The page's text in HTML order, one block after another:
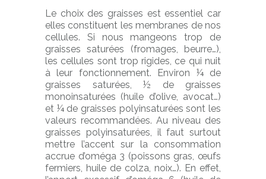
Le choix des graisses est essentiel car
elles constituent les membranes de nos
cellules. Si nous mangeons trop de
graisses saturées (fromages, beurre…),
les cellules sont trop rigides, ce qui nuit
à leur fonctionnement. Environ ¼ de
graisses saturées, ½ de graisses
monoinsaturées (huile d’olive, avocat…)
et ¼ de graisses polyinsaturées sont les
valeurs recommandées. Au niveau des
graisses polyinsaturées, il faut surtout
mettre l’accent sur la consommation
accrue d’oméga 3 (poissons gras, œufs
fermiers, huile de colza, noix…). En effet,